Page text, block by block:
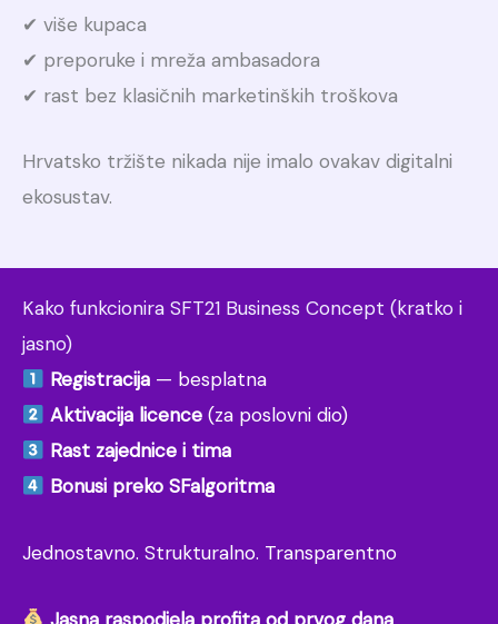
✔ više kupaca
✔ preporuke i mreža ambasadora
✔ rast bez klasičnih marketinških troškova
Hrvatsko tržište nikada nije imalo ovakav digitalni
ekosustav.
Kako funkcionira SFT21 Business Concept (kratko i
jasno)
Registracija— besplatna
Aktivacija licence(za poslovni dio)
Rast zajednice i tima
Bonusi preko SFalgoritma
Jednostavno. Strukturalno. Transparentno
Jasna raspodjela profita od prvog dana